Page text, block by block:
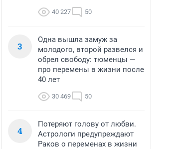
40 227 50
3
Одна вышла замуж за
молодого, второй развелся и
обрел свободу: тюменцы —
про перемены в жизни после
40 лет
30 469 50
4
Потеряют голову от любви.
Астрологи предупреждают
Раков о переменах в жизни